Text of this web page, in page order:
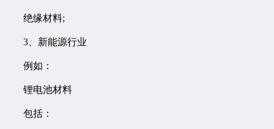
绝缘材料;
3、新能源行业
例如：
锂电池材料
包括：